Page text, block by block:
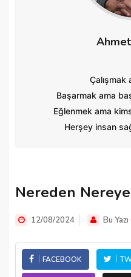
Çalışmak
Başarmak ama
Eğlenmek ama
Herşey insan
Nereden
12/08/2024 Bu Yazı
FACEBOOK